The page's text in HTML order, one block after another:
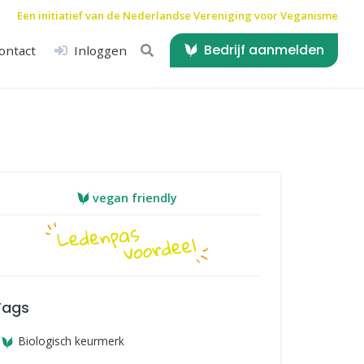
Een initiatief van de Nederlandse Vereniging voor Veganisme
Inloggen Bedrijf aanmelden
vegan friendly
Biologisch keurmerk